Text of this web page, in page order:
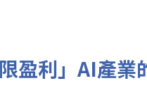
盈利」AI產業